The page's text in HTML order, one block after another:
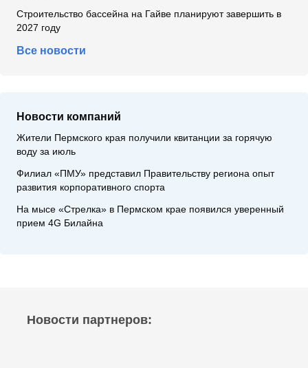
Строительство бассейна на Гайве планируют завершить в
2027 году
Все новости
Новости компаний
Жители Пермского края получили квитанции за горячую
воду за июль
Филиал «ПМУ» представил Правительству региона опыт
развития корпоративного спорта
На мысе «Стрелка» в Пермском крае появился уверенный
прием 4G Билайна
Новости партнеров: